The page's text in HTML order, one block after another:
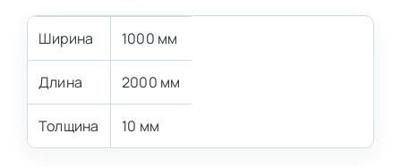
Ширина 1000 мм
Длина 2000 мм
Толщина 10 мм